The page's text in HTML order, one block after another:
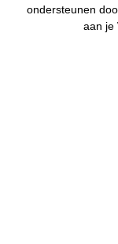
ondersteunen
aan je